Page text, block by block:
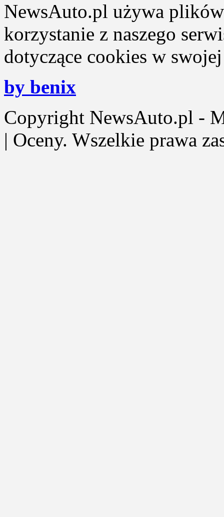
NewsAuto.pl używa
korzystanie z naszego
dotyczące cookies w
by benix
Copyright NewsAuto.pl -
| Oceny. Wszelkie prawa